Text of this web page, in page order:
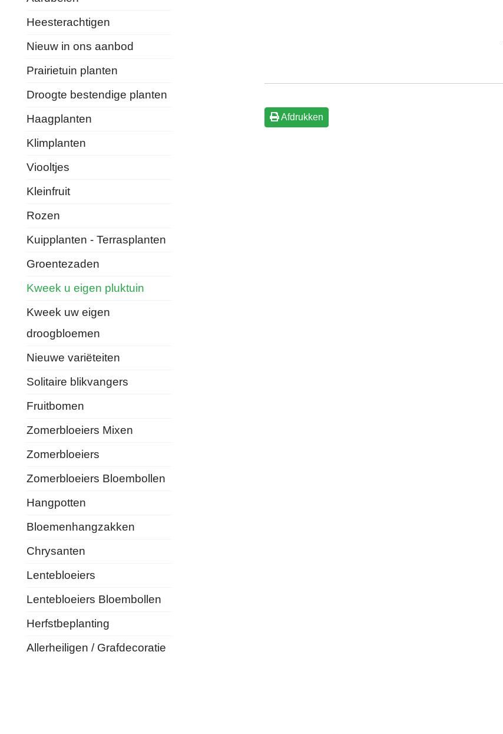
Heesterachtigen
Nieuw in ons aanbod
Prairietuin planten
Droogte bestendige planten
Haagplanten
Klimplanten
Viooltjes
Kleinfruit
Rozen
Kuipplanten - Terrasplanten
Groentezaden
Kweek u eigen pluktuin
Kweek uw eigen
droogbloemen
Nieuwe variëteiten
Solitaire blikvangers
Fruitbomen
Zomerbloeiers Mixen
Zomerbloeiers
Zomerbloeiers Bloembollen
Hangpotten
Bloemenhangzakken
Chrysanten
Lentebloeiers
Lentebloeiers Bloembollen
Herfstbeplanting
Allerheiligen / Grafdecoratie
Afdrukken